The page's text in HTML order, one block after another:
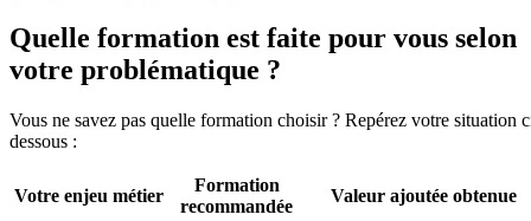
Quelle formation est faite pour vous selon
votre problématique ?
Vous ne savez pas quelle formation choisir ? Repérez votre situation
dessous :
Votre enjeu métier
Formation
recommandée
Valeur ajoutée obtenue